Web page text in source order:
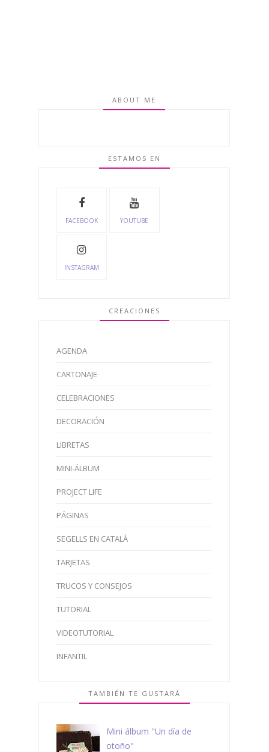
ABOUT ME
ESTAMOS EN
FACEBOOK YOUTUBE
INSTAGRAM
CREACIONES
AGENDA
CARTONAJE
CELEBRACIONES
DECORACIÓN
LIBRETAS
MINI-ÁLBUM
PROJECT LIFE
PÁGINAS
SEGELLS EN CATALÀ
TARJETAS
TRUCOS Y CONSEJOS
TUTORIAL
VIDEOTUTORIAL
INFANTIL
TAMBIÉN TE GUSTARÁ
Mini álbum "Un día de
otoño"